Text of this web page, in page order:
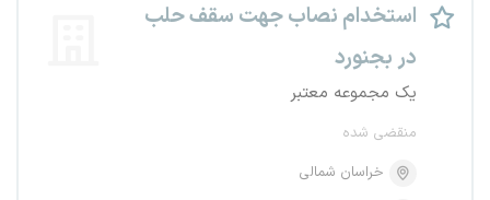
استخدام نصاب جهت سقف حلب
در بجنورد
یک مجموعه معتبر
منقضی شده
خراسان شمالی